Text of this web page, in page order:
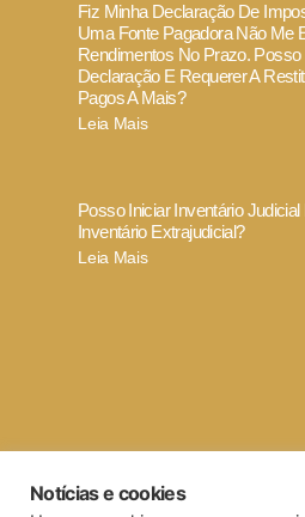
Fiz Minha Declaração De
Uma Fonte Pagadora Não Me
Rendimentos No Prazo. Posso
Declaração E Requerer A
Pagos A Mais?
Leia Mais
Posso Iniciar Inventário Judicial
Inventário Extrajudicial?
Leia Mais
Código de ética e conduta
Notícias e cookies